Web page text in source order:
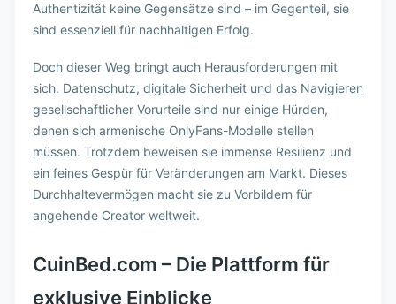
Authentizität keine Gegensätze sind – im Gegenteil, sie
sind essenziell für nachhaltigen Erfolg.
Doch dieser Weg bringt auch Herausforderungen mit
sich. Datenschutz, digitale Sicherheit und das Navigieren
gesellschaftlicher Vorurteile sind nur einige Hürden,
denen sich armenische OnlyFans-Modelle stellen
müssen. Trotzdem beweisen sie immense Resilienz und
ein feines Gespür für Veränderungen am Markt. Dieses
Durchhaltevermögen macht sie zu Vorbildern für
angehende Creator weltweit.
CuinBed.com – Die Plattform für
exklusive Einblicke